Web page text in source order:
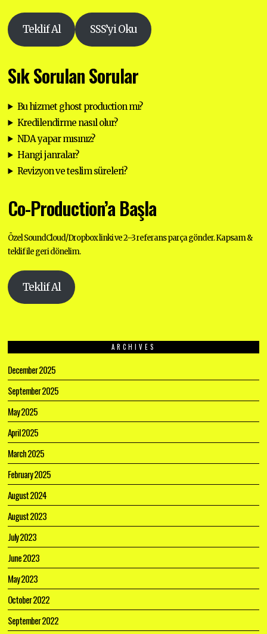
Teklif Al SSS’yi Oku
Sık Sorulan Sorular
Bu hizmet ghost production mı?
Kredilendirme nasıl olur?
NDA yapar mısınız?
Hangi janralar?
Revizyon ve teslim süreleri?
Co-Production’a Başla
Özel SoundCloud/Dropbox linki ve 2–3 referans parça gönder. Kapsam &
teklif ile geri dönelim.
Teklif Al
ARCHIVES
December 2025
September 2025
May 2025
April 2025
March 2025
February 2025
August 2024
August 2023
July 2023
June 2023
May 2023
October 2022
September 2022